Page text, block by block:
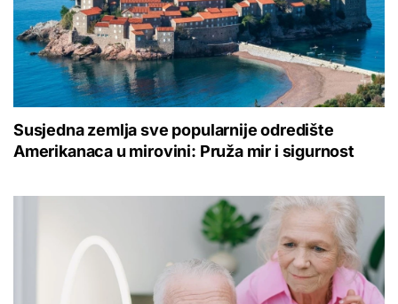
Susjedna zemlja sve popularnije odredište
Amerikanaca u mirovini: Pruža mir i sigurnost